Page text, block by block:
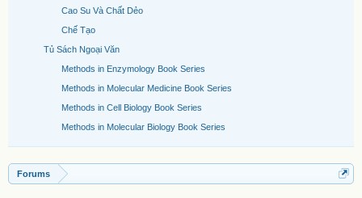
Cao Su Và Chất Dẻo
Chế Tạo
Tủ Sách Ngoại Văn
Methods in Enzymology Book Series
Methods in Molecular Medicine Book Series
Methods in Cell Biology Book Series
Methods in Molecular Biology Book Series
Forums